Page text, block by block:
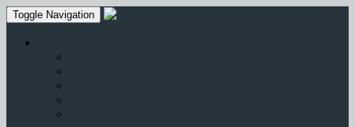
Toggle Navigation